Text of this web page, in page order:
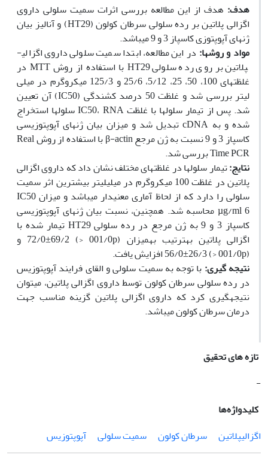
هدف: هدف از این مطالعه بررسی اثرات سمیت سلولی داروی
اگزالی پلاتین بر رده سلولی سرطان کولون (HT29) و آنالیز بیان
ژن­های آپوپتوزی کاسپاز 3 و 9 می­باشد.
مواد و روشها:در این مطالعه، ابتدا سمیت سلولی داروی اگزالی­
پلاتین بر روی رده سلولی HT29 با استفاده از روش MTT‌ در
غلظت‫های 100، 50، 25، 5/12، 25/6 و 125/3 میکروگرم در میلی
لیتر بررسی شد و غلظت 50 درصد کشندگی (IC50) آن تعیین
شد. پس از تیمار سلول‫ها با غلظت IC50، RNA سلول‫ها استخراج
شده و به cDNA تبدیل شد و میزان بیان ژن‫های آپوپتوزیسی
کاسپاز 3 و 9 نسبت به ژن مرجع β-actin با استفاده از روش Real
Time PCR بررسی شد.
نتایج:
تیمار سلول‫ها در غلظت­های مختلف نشان داد که داروی اگزالی
پلاتین در غلظت 100 میکروگرم در میلی‫لیتر بیشترین اثر سمیت
سلولی را دارد که از لحاظ آماری معنی‫دار می‫باشد و میزان IC50
µg/ml 6 محاسبه شد. هم‫چنین، نسبت بیان ژن‫های آپوپتوزیسی
کاسپاز 3 و 9 به ژن مرجع در رده سلولی HT29‌ تیمار شده با
اگزالی پلاتین به‫ترتیب به‫میزان (001/0p <) 72/0±69/2 و
(001/0p <) 56/0±26/3 افزایش یافت.
نتیجه گیری: با­ توجه به سمیت سلولی و القای فرایند آپوپتوزیس
در رده سلولی سرطان کولون توسط داروی اگزالی پلاتین، می‫توان
نتیجه­گیری کرد که داروی اگزالی پلاتین گزینه مناسب جهت
درمان سرطان کولون می‫باشد.
تازه های تحقیق
-
کلیدواژه‌ها
اگزالی­پلاتین
سرطان کولون سمیت سلولی آپوپتوزیس